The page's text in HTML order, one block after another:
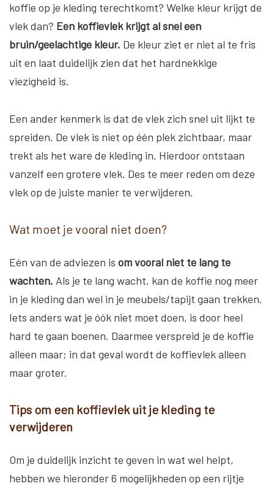
koffie op je kleding terechtkomt? Welke kleur krijgt de
vlek dan? Een koffievlek krijgt al snel een
bruin/geelachtige kleur. De kleur ziet er niet al te fris
uit en laat duidelijk zien dat het hardnekkige
viezigheid is.
Een ander kenmerk is dat de vlek zich snel uit lijkt te
spreiden. De vlek is niet op één plek zichtbaar, maar
trekt als het ware de kleding in. Hierdoor ontstaan
vanzelf een grotere vlek. Des te meer reden om deze
vlek op de juiste manier te verwijderen.
Wat moet je vooral niet doen?
Eén van de adviezen is om vooral niet te lang te
wachten. Als je te lang wacht, kan de koffie nog meer
in je kleding dan wel in je meubels/tapijt gaan trekken.
Iets anders wat je óók niet moet doen, is door heel
hard te gaan boenen. Daarmee verspreid je de koffie
alleen maar; in dat geval wordt de koffievlek alleen
maar groter.
Tips om een koffievlek uit je kleding te
verwijderen
Om je duidelijk inzicht te geven in wat wel helpt,
hebben we hieronder 6 mogelijkheden op een rijtje